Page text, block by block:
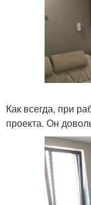
Как всегда, при
проекта. Он